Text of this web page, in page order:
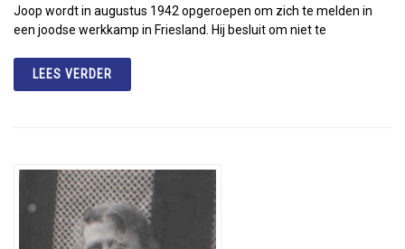
Joop wordt in augustus 1942 opgeroepen om zich te melden in
een joodse werkkamp in Friesland. Hij besluit om niet te
LEES VERDER